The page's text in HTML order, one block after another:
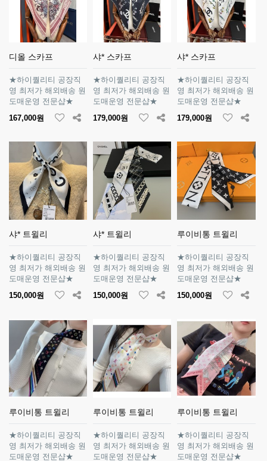
디올 스카프
★하이퀄리티 공장직
영 최저가 해외배송 원
도매운영 전문샵★
167,000원
샤* 스카프
★하이퀄리티 공장직
영 최저가 해외배송 원
도매운영 전문샵★
179,000원
샤* 스카프
★하이퀄리티 공장직
영 최저가 해외배송 원
도매운영 전문샵★
179,000원
샤* 트윌리
★하이퀄리티 공장직
영 최저가 해외배송 원
도매운영 전문샵★
150,000원
샤* 트윌리
★하이퀄리티 공장직
영 최저가 해외배송 원
도매운영 전문샵★
150,000원
루이비통 트윌리
★하이퀄리티 공장직
영 최저가 해외배송 원
도매운영 전문샵★
150,000원
루이비통 트윌리
★하이퀄리티 공장직
영 최저가 해외배송 원
도매운영 전문샵★
루이비통 트윌리
★하이퀄리티 공장직
영 최저가 해외배송 원
도매운영 전문샵★
루이비통 트윌리
★하이퀄리티 공장직
영 최저가 해외배송 원
도매운영 전문샵★